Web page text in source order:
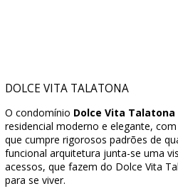
DOLCE VITA TALATONA
O condomínio Dolce Vita Talatona
residencial moderno e elegante,
que cumpre rigorosos padrões de
funcional arquitetura junta-se uma
acessos, que fazem do Dolce Vita
para se viver.